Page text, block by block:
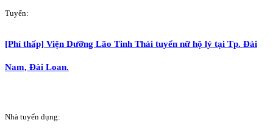
Tuyển:
[Phí thấp] Viện Dưỡng Lão Tinh Thái tuyển nữ hộ lý tại Tp. Đài
Nam, Đài Loan.
Nhà tuyển dụng: